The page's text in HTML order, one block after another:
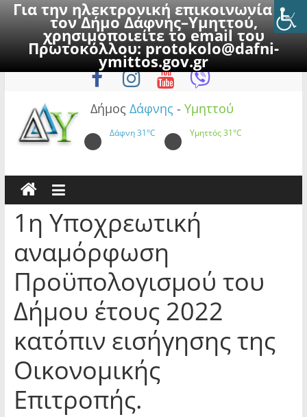
Για την ηλεκτρονική επικοινωνία με
τον Δήμο Δάφνης–Υμηττού,
χρησιμοποιείτε το email του
Πρωτοκόλλου:protokolo@dafni-
ymittos.gov.gr
to
Σάββατο, 8 Αυγούστου 2026
Δήμος Δάφνης - Υμηττού
Δάφνη31°C Υμηττός31°C
1η Υποχρεωτική
αναμόρφωση
Προϋπολογισμού του
Δήμου έτους 2022
κατόπιν εισήγησης της
Οικονομικής
Επιτροπής.